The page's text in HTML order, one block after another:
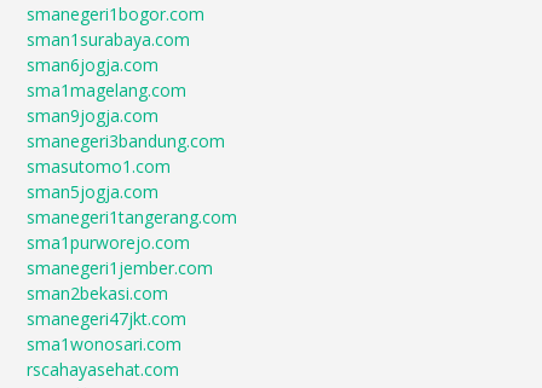
smanegeri1bogor.com
sman1surabaya.com
sman6jogja.com
sma1magelang.com
sman9jogja.com
smanegeri3bandung.com
smasutomo1.com
sman5jogja.com
smanegeri1tangerang.com
sma1purworejo.com
smanegeri1jember.com
sman2bekasi.com
smanegeri47jkt.com
sma1wonosari.com
rscahayasehat.com